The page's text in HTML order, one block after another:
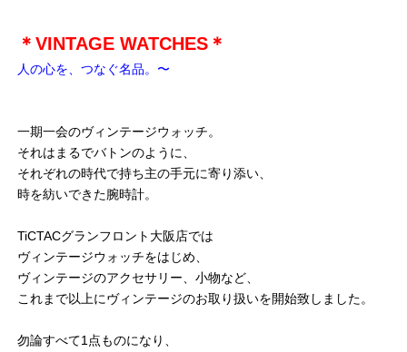
＊VINTAGE WATCHES＊
人の心を、つなぐ名品。〜
一期一会のヴィンテージウォッチ。
それはまるでバトンのように、
それぞれの時代で持ち主の手元に寄り添い、
時を紡いできた腕時計。
TiCTACグランフロント大阪店では
ヴィンテージウォッチをはじめ、
ヴィンテージのアクセサリー、小物など、
これまで以上にヴィンテージのお取り扱いを開始致しました。
勿論すべて1点ものになり、